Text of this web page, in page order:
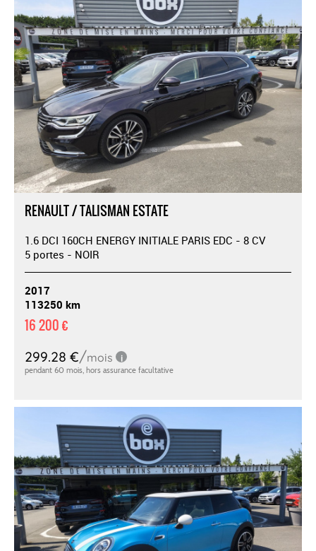
RENAULT / TALISMAN ESTATE
1.6 DCI 160CH ENERGY INITIALE PARIS EDC - 8 CV
5 portes - NOIR
2017
113250 km
16 200 €